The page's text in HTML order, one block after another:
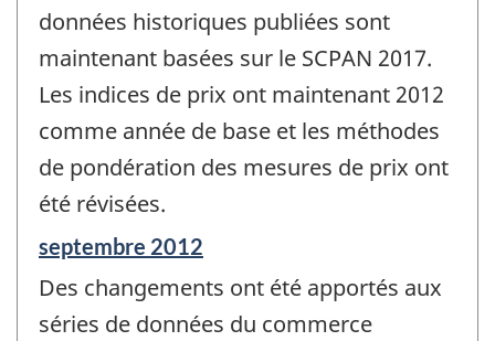
données historiques publiées sont
maintenant basées sur le SCPAN 2017.
Les indices de prix ont maintenant 2012
comme année de base et les méthodes
de pondération des mesures de prix ont
été révisées.
Période
référence
de
septembre 2012
Des changements ont été apportés aux
séries de données du commerce